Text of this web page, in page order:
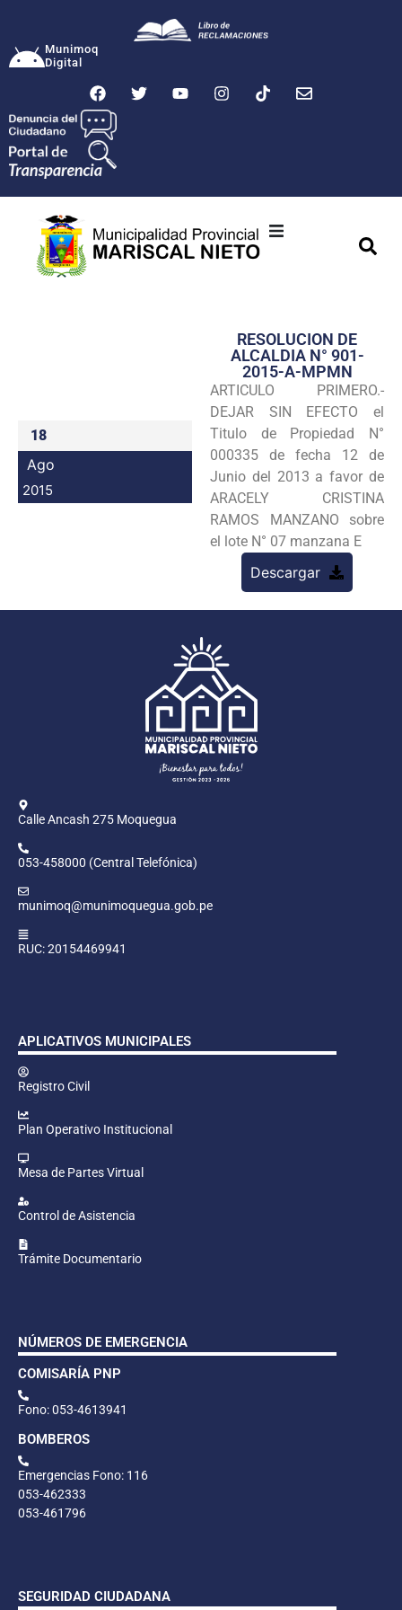
Munimoq
Digital
Transparencia
Seguridad
Programas
Intranet
18
Ago
2015
RESOLUCION DE
ALCALDIA N° 901-
2015-A-MPMN
ARTICULO PRIMERO.-
DEJAR SIN EFECTO el
Titulo de Propiedad N°
000335 de fecha 12 de
Junio del 2013 a favor de
ARACELY CRISTINA
RAMOS MANZANO sobre
el lote N° 07 manzana E
Descargar
Calle Ancash 275 Moquegua
053-458000 (Central Telefónica)
munimoq@munimoquegua.gob.pe
RUC: 20154469941
APLICATIVOS MUNICIPALES
Registro Civil
Plan Operativo Institucional
Mesa de Partes Virtual
Control de Asistencia
Trámite Documentario
NÚMEROS DE EMERGENCIA
COMISARÍA PNP
Fono: 053-4613941
BOMBEROS
Emergencias Fono: 116
053-462333
053-461796
SEGURIDAD CIUDADANA